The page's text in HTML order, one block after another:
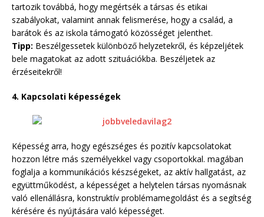
tartozik továbbá, hogy megértsék a társas és etikai
szabályokat, valamint annak felismerése, hogy a család, a
barátok és az iskola támogató közösséget jelenthet.
Tipp: Beszélgessetek különböző helyzetekről, és képzeljétek
bele magatokat az adott szituációkba. Beszéljetek az
érzéseitekről!
4. Kapcsolati képességek
Képesség arra, hogy egészséges és pozitív kapcsolatokat
hozzon létre más személyekkel vagy csoportokkal. magában
foglalja a kommunikációs készségeket, az aktív hallgatást, az
együttműködést, a képességet a helytelen társas nyomásnak
való ellenállásra, konstruktív problémamegoldást és a segítség
kérésére és nyújtására való képességet.